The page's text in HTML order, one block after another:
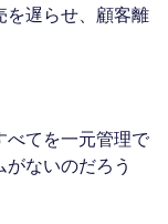
を遅らせ、顧客離
べてを一元管理で
ないのだろう